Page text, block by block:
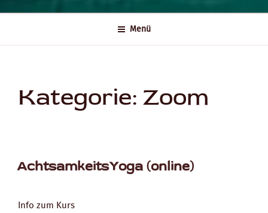
Menü
Kategorie: Zoom
AchtsamkeitsYoga (online)
Info zum Kurs